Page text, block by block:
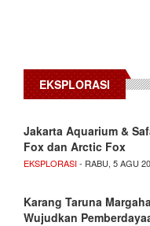
EKSPLORASI
Jakarta Aquarium &
Fox dan Arctic Fox
EKSPLORASI- RABU, 5 AGU
Karang Taruna
Wujudkan